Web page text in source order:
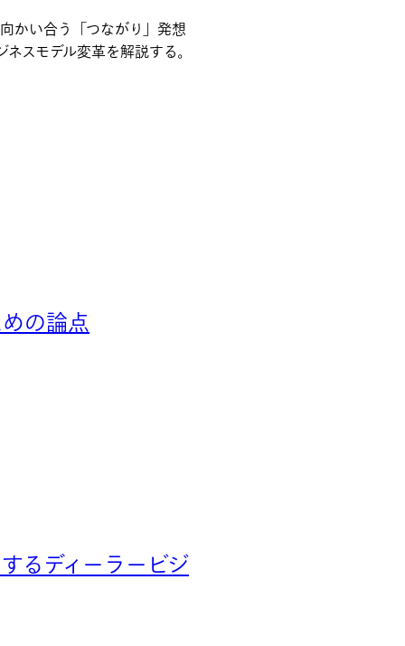
かい合う「つながり」発想
スモデル変革を解説する。
の論点
るディーラービジ